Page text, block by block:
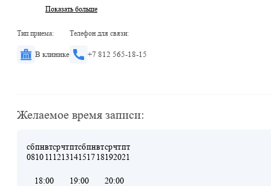
Показать больше
Тип приема:
В клинике
Телефон для связи:
+7 812 565-18-15
Желаемое время записи:
сб
08
пн
10
вт
11
ср
12
чт
13
пт
14
сб
15
пн
17
вт
18
ср
19
чт
20
пт
21
18:00 19:00 20:00